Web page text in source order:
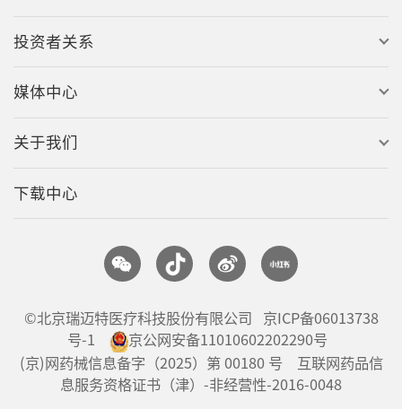
投资者关系
媒体中心
关于我们
下载中心
©北京瑞迈特医疗科技股份有限公司 京ICP备06013738
号-1
京公网安备11010602202290号
(京)网药械信息备字（2025）第 00180 号 互联网药品信
息服务资格证书（津）-非经营性-2016-0048